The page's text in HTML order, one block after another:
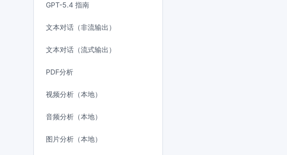
GPT-5.4 指南
文本对话（非流输出）
文本对话（流式输出）
PDF分析
视频分析（本地）
音频分析（本地）
图片分析（本地）